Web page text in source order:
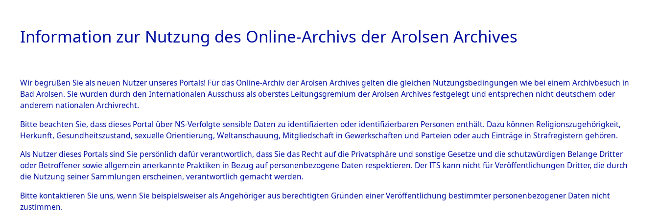
HOME BESTANDSBESCHREIBUNG ARCHIVALE ÜBERSICHT BILD
BESTÄNDE
Inhaftierungsdoku
mente
5. Verschiedenes
Todesmärsche
5.3.1 Alliierte
Ermittlung des Ablaufs und der Routen von
Evakuierungsmärschen, die Feststellung der Anzahl unbekannter
Toter aus Konzentrationslagern und der Ort ihrer Grablegungen:
Fehlanzeigen→0002 (84626236)→0261 (84626344)
Information zur Nutzung des Online-Archivs der Arolsen Archives
Wir begrüßen Sie als neuen Nutzer unseres Portals! Für das Online-Archiv der Arolsen Archives gelten die gleichen Nutzungsbedingungen wie bei einem Archivbesuch in
Bad Arolsen. Sie wurden durch den Internationalen Ausschuss als oberstes Leitungsgremium der Arolsen Archives festgelegt und entsprechen nicht deutschem oder
anderem nationalen Archivrecht.
Bitte beachten Sie, dass dieses Portal über NS-Verfolgte sensible Daten zu identifizierten oder identifizierbaren Personen enthält. Dazu können Religionszugehörigkeit,
Herkunft, Gesundheitszustand, sexuelle Orientierung, Weltanschauung, Mitgliedschaft in Gewerkschaften und Parteien oder auch Einträge in Strafregistern gehören.
Als Nutzer dieses Portals sind Sie persönlich dafür verantwortlich, dass Sie das Recht auf die Privatsphäre und sonstige Gesetze und die schutzwürdigen Belange Dritter
oder Betroffener sowie allgemein anerkannte Praktiken in Bezug auf personenbezogene Daten respektieren. Der ITS kann nicht für Veröffentlichungen Dritter, die durch
die Nutzung seiner Sammlungen erscheinen, verantwortlich gemacht werden.
Bitte kontaktieren Sie uns, wenn Sie beispielsweiser als Angehöriger aus berechtigten Gründen einer Veröffentlichung bestimmter personenbezogener Daten nicht
zustimmen.